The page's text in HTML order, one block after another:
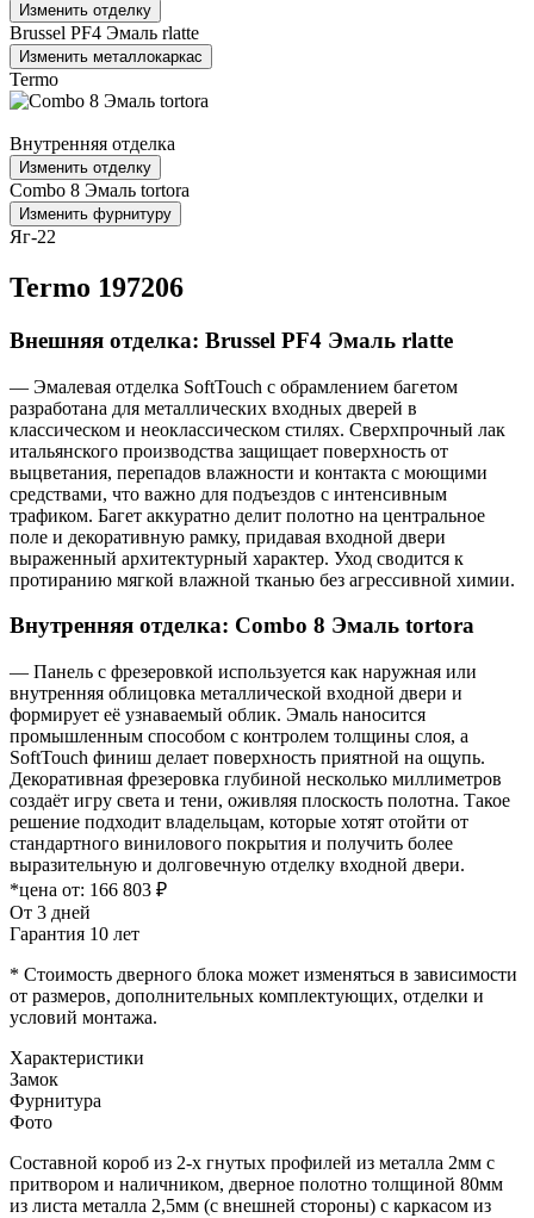
Изменить отделку
Brussel PF4 Эмаль rlatte
Изменить металлокаркас
Termo
Внутренняя отделка
Изменить отделку
Combo 8 Эмаль tortora
Изменить фурнитуру
Яг-22
Termo 197206
Внешняя отделка: Brussel PF4 Эмаль rlatte
— Эмалевая отделка SoftTouch с обрамлением багетом
разработана для металлических входных дверей в
классическом и неоклассическом стилях. Сверхпрочный лак
итальянского производства защищает поверхность от
выцветания, перепадов влажности и контакта с моющими
средствами, что важно для подъездов с интенсивным
трафиком. Багет аккуратно делит полотно на центральное
поле и декоративную рамку, придавая входной двери
выраженный архитектурный характер. Уход сводится к
протиранию мягкой влажной тканью без агрессивной химии.
Внутренняя отделка: Combo 8 Эмаль tortora
— Панель с фрезеровкой используется как наружная или
внутренняя облицовка металлической входной двери и
формирует её узнаваемый облик. Эмаль наносится
промышленным способом с контролем толщины слоя, а
SoftTouch финиш делает поверхность приятной на ощупь.
Декоративная фрезеровка глубиной несколько миллиметров
создаёт игру света и тени, оживляя плоскость полотна. Такое
решение подходит владельцам, которые хотят отойти от
стандартного винилового покрытия и получить более
выразительную и долговечную отделку входной двери.
*цена от: 166 803 ₽
От 3 дней
Гарантия 10 лет
* Стоимость дверного блока может изменяться в зависимости
от размеров, дополнительных комплектующих, отделки и
условий монтажа.
Характеристики
Замок
Фурнитура
Фото
Составной короб из 2-х гнутых профилей из металла 2мм с
притвором и наличником, дверное полотно толщиной 80мм
из листа металла 2,5мм (с внешней стороны) c каркасом из